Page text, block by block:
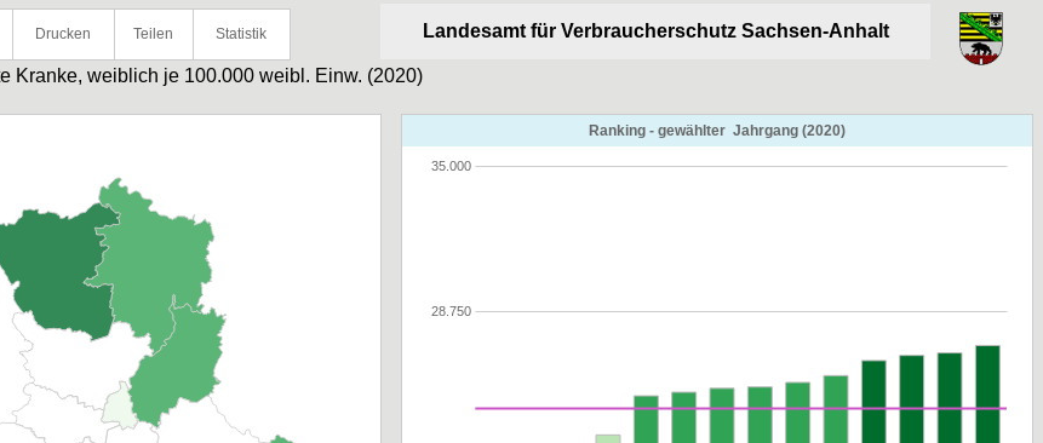
Ranking - gewählter  Jahrgang (2020)
Drucken Teilen Statistik Landesamt für Verbraucherschutz Sachsen-Anhalt
Kranke, weiblich je 100.000 weibl. Einw. (2020)